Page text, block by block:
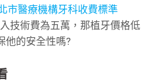
市醫療機構牙科收費標準
技術費為五萬，那植牙價格低
他的安全性嗎?